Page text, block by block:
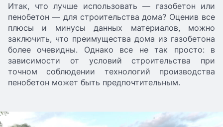
Итак, что лучше использовать — газобетон или
пенобетон — для строительства дома? Оценив все
плюсы и минусы данных материалов, можно
заключить, что преимущества дома из газобетона
более очевидны. Однако все не так просто: в
зависимости от условий строительства при
точном соблюдении технологий производства
пенобетон может быть предпочтительным.